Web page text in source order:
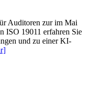
Auditoren zur im Mai
ISO 19011 erfahren Sie
und zu einer KI-